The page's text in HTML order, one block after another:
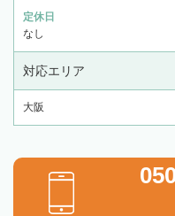
定休日
なし
対応エリア
大阪